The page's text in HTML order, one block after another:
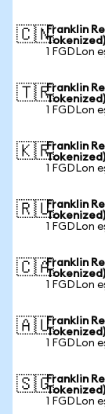
🇨🇳Franklin
1 FGDLon
🇹🇷Franklin
1 FGDLon
🇰🇷Franklin
1 FGDLon
🇷🇺Franklin
1 FGDLon
🇨🇦Franklin
1 FGDLon
🇦🇺Franklin
1 FGDLon
🇸🇬Franklin
1 FGDLon